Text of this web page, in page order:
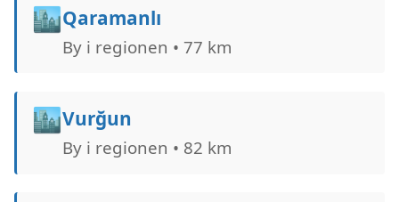
🏙️Qaramanlı
By i regionen • 77 km
🏙️Vurğun
By i regionen • 82 km